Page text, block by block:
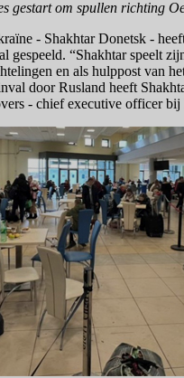
gestart om spullen richting
- Shakhtar Donetsk -
gespeeld. “Shakhtar speelt
en als hulppost van
door Rusland heeft
- chief executive officer